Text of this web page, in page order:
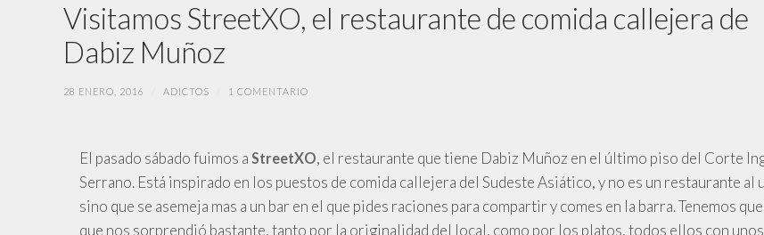
Visitamos StreetXO, el restaurante de comida callejera de
Dabiz Muñoz
28 ENERO, 2016 ADICTOS 1 COMENTARIO
El pasado sábado fuimos a StreetXO, el restaurante que tiene Dabiz Muñoz en el último piso del Corte
Serrano. Está inspirado en los puestos de comida callejera del Sudeste Asiático, y no es un restaurante al
sino que se asemeja mas a un bar en el que pides raciones para compartir y comes en la barra. Tenemos
que nos sorprendió bastante, tanto por la originalidad del local, como por los platos, todos ellos con unos